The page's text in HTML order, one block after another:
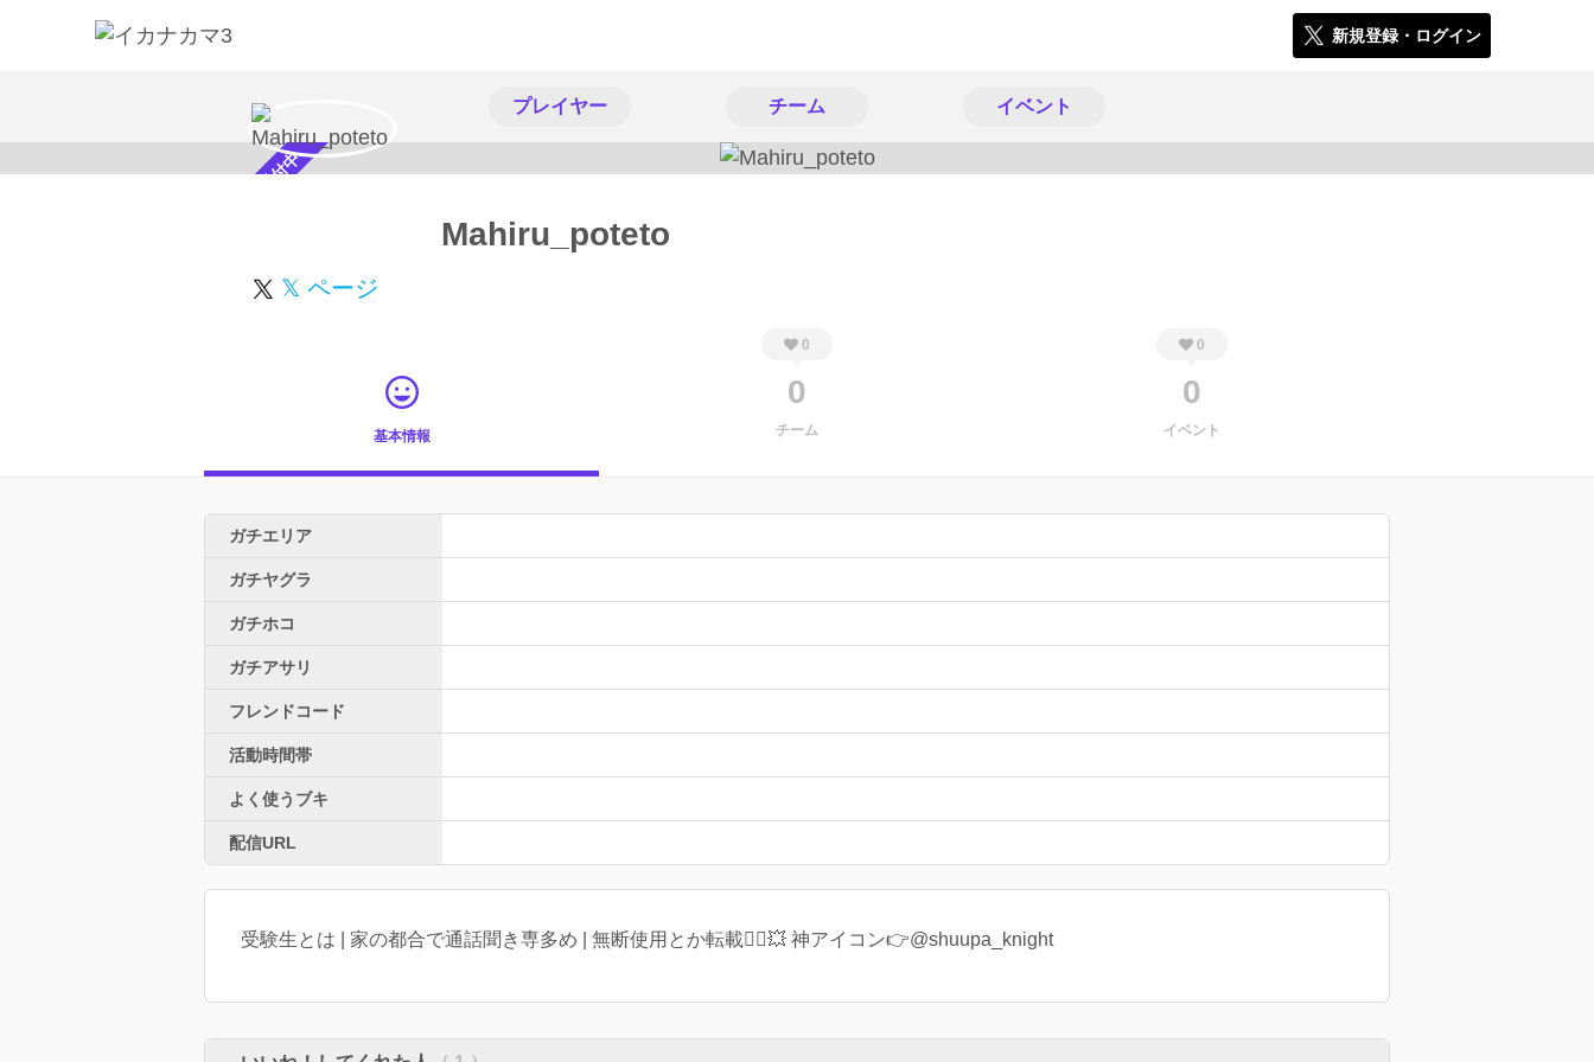
新規登録・ログイン
プレイヤー チーム イベント
スカウト受付中 Mahiru_poteto
𝕏 ページ
基本情報
0
0
チーム
0
0
イベント
ガチエリア
ガチヤグラ
ガチホコ
ガチアサリ
フレンドコード
活動時間帯
よく使うブキ
配信URL
受験生とは | 家の都合で通話聞き専多め | 無断使用とか転載🙅‍♀️💥 神アイコン👉@shuupa_knight